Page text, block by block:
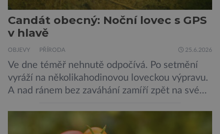
Candát obecný: Noční lovec s GPS
v hlavě
OBJEVY PŘÍRODA 25.6.2026
Ve dne téměř nehnutě odpočívá. Po setmění
vyráží na několikahodinovou loveckou výpravu.
A nad ránem bez zaváhání zamíří zpět na své
ukazuje, že candát obecný má mnohem lepší
orientační schopnosti, než si biologové dosud